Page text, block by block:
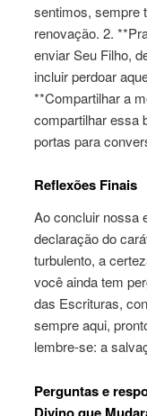
sentimos, sempre
renovação. 2.
enviar Seu Filho,
incluir perdoar
**Compartilhar a
compartilhar essa
portas para
Reflexões Finais
Ao concluir nossa
declaração do
turbulento, a
você ainda tem
das Escrituras,
sempre aqui,
lembre-se: a
Perguntas e
Divino que